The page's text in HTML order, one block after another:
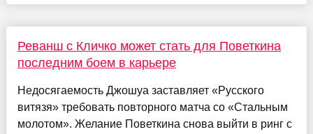
Реванш с Кличко может стать для Поветкина
последним боем в карьере
Недосягаемость Джошуа заставляет «Русского
витязя» требовать повторного матча со «Стальным
молотом». Желание Поветкина снова выйти в ринг с